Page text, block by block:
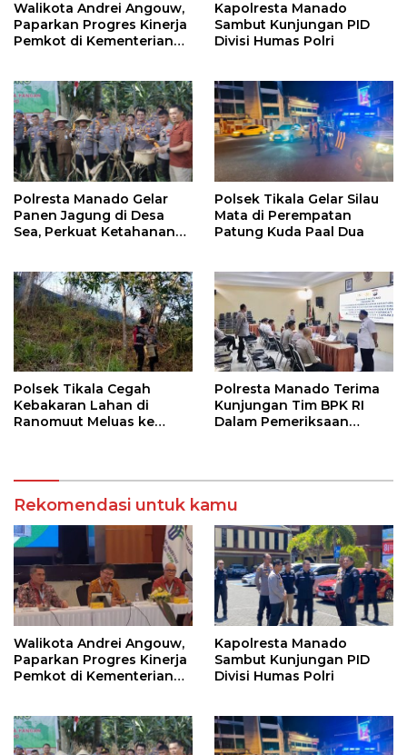
Walikota Andrei Angouw,
Paparkan Progres Kinerja
Pemkot di Kementerian
Kapolresta Manado
Sambut Kunjungan PID
Divisi Humas Polri
Polresta Manado Gelar
Panen Jagung di Desa
Sea, Perkuat Ketahanan
Polsek Tikala Gelar Silau
Mata di Perempatan
Patung Kuda Paal Dua
Polsek Tikala Cegah
Kebakaran Lahan di
Ranomuut Meluas ke
Polresta Manado Terima
Kunjungan Tim BPK RI
Dalam Pemeriksaan
Laporan Kamtibmas
Rekomendasi untuk kamu
Walikota Andrei Angouw,
Paparkan Progres Kinerja
Pemkot di Kementerian
Kapolresta Manado
Sambut Kunjungan PID
Divisi Humas Polri